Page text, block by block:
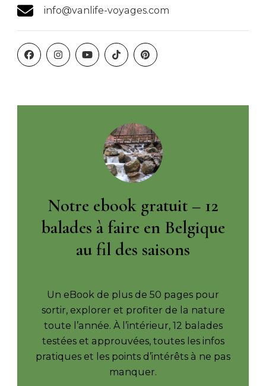
info@vanlife-voyages.com
Notre ebook gratuit – 12
balades à faire en Belgique
au fil des saisons
Un eBook de plus de 50 pages pour
sortir, explorer et profiter de la nature
toute l’année. À l’intérieur, 12 balades
testées et approuvées, toutes les infos
pratiques et les points d’intérêts à ne pas
manquer.